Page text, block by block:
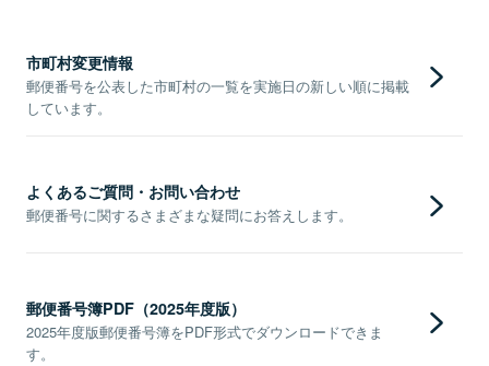
市町村変更情報
郵便番号を公表した市町村の一覧を実施日の新しい順に掲載
しています。
よくあるご質問・お問い合わせ
郵便番号に関するさまざまな疑問にお答えします。
郵便番号簿PDF（2025年度版）
2025年度版郵便番号簿をPDF形式でダウンロードできま
す。